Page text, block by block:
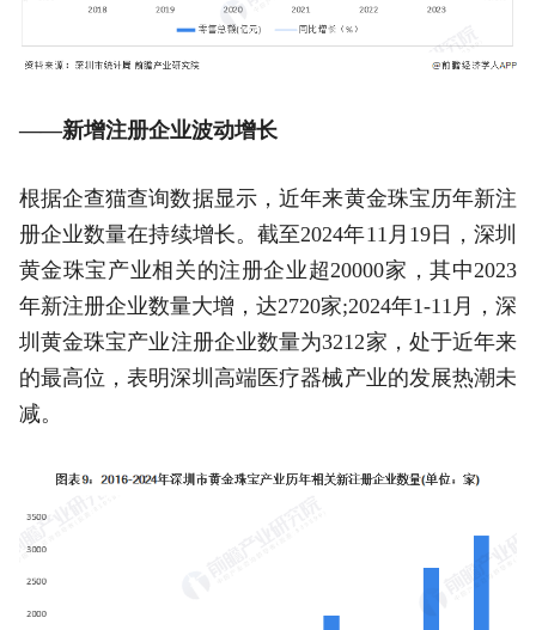
——新增注册企业波动增长
根据企查猫查询数据显示，近年来黄金珠宝历年新注
册企业数量在持续增长。截至2024年11月19日，深圳
黄金珠宝产业相关的注册企业超20000家，其中2023
年新注册企业数量大增，达2720家;2024年1-11月，深
圳黄金珠宝产业注册企业数量为3212家，处于近年来
的最高位，表明深圳高端医疗器械产业的发展热潮未
减。